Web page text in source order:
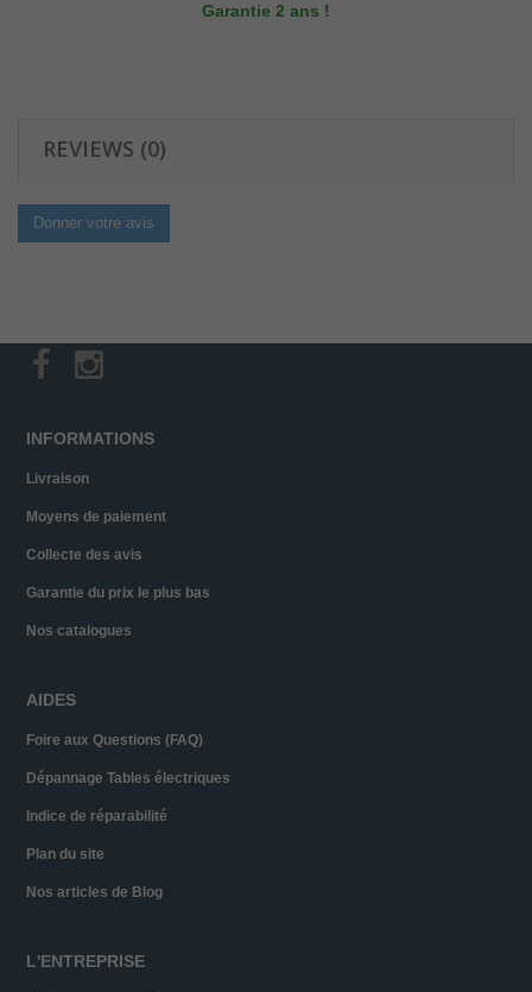
Garantie 2 ans !
REVIEWS (0)
Donner votre avis
INFORMATIONS
Livraison
Moyens de paiement
Collecte des avis
Garantie du prix le plus bas
Nos catalogues
AIDES
Foire aux Questions (FAQ)
Dépannage Tables électriques
Indice de réparabilité
Plan du site
Nos articles de Blog
L'ENTREPRISE